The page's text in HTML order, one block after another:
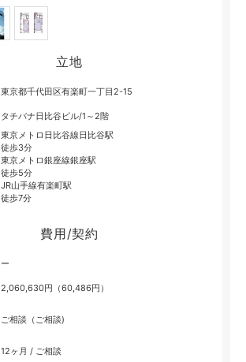
立地
東京都千代田区有楽町一丁目2-15
タチバナ日比谷ビル/1～2階
東京メトロ日比谷線日比谷駅
徒歩3分
東京メトロ銀座線銀座駅
徒歩5分
JR山手線有楽町駅
徒歩7分
費用/契約
ー
2,060,630円（60,486円）
ご相談（ご相談)
12ヶ月 / ご相談